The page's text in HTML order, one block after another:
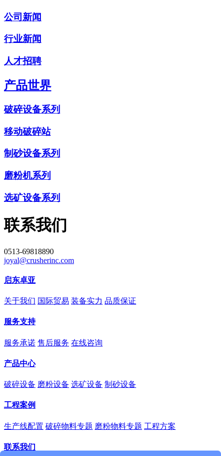
公司新闻
行业新闻
人才招聘
产品世界
破碎设备系列
移动破碎站
制砂设备系列
磨粉机系列
选矿设备系列
联系我们
0513-69818890
joyal@crusherinc.com
启东卓亚
关于我们 国际贸易 装备实力 品质保证
服务支持
服务承诺 售后服务 在线咨询
产品中心
破碎设备 磨粉设备 选矿设备 制砂设备
工程案例
生产线配置 破碎物料专题 磨粉物料专题 工程方案
联系我们